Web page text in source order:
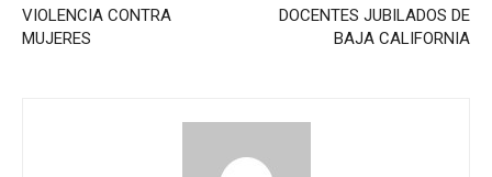
VIOLENCIA CONTRA
MUJERES
DOCENTES JUBILADOS DE
BAJA CALIFORNIA